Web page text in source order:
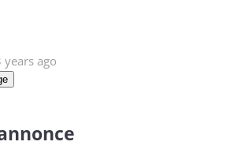
ago